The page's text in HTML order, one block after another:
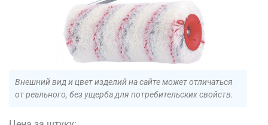
Внешний вид и цвет изделий на сайте может отличаться
от реального, без ущерба для потребительских свойств.